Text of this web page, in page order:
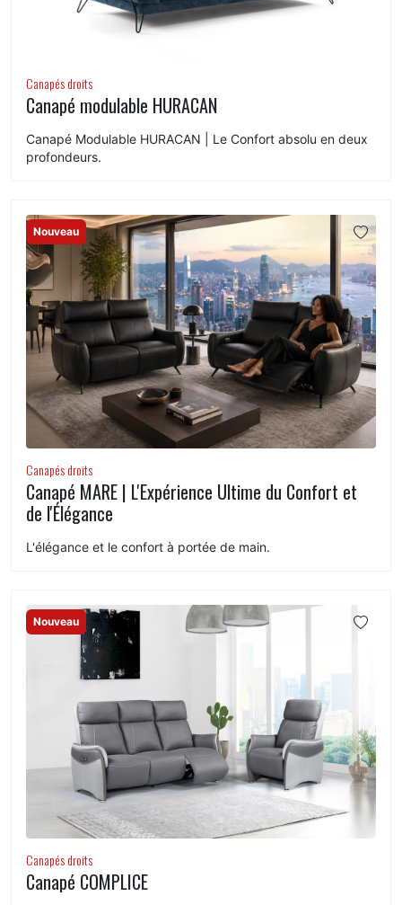
Canapés droits
Canapé modulable HURACAN
Canapé Modulable HURACAN | Le Confort absolu en deux
profondeurs.
Nouveau
Canapés droits
Canapé MARE | L'Expérience Ultime du Confort et
de l'Élégance
L'élégance et le confort à portée de main.
Nouveau
Canapés droits
Canapé COMPLICE